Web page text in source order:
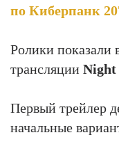
по Киберпанк
Ролики показали
трансляции
Первый трейлер
начальные